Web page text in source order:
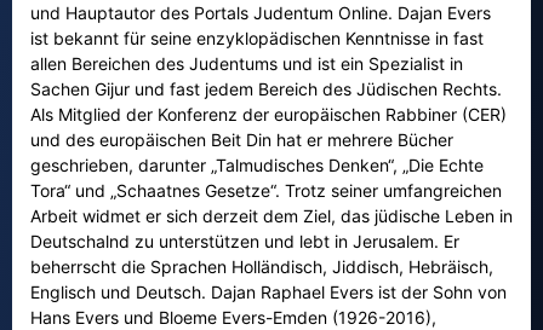
und Hauptautor des Portals Judentum Online. Dajan Evers
ist bekannt für seine enzyklopädischen Kenntnisse in fast
allen Bereichen des Judentums und ist ein Spezialist in
Sachen Gijur und fast jedem Bereich des Jüdischen Rechts.
Als Mitglied der Konferenz der europäischen Rabbiner (CER)
und des europäischen Beit Din hat er mehrere Bücher
geschrieben, darunter „Talmudisches Denken“, „Die Echte
Tora“ und „Schaatnes Gesetze“. Trotz seiner umfangreichen
Arbeit widmet er sich derzeit dem Ziel, das jüdische Leben in
Deutschalnd zu unterstützen und lebt in Jerusalem. Er
beherrscht die Sprachen Holländisch, Jiddisch, Hebräisch,
Englisch und Deutsch. Dajan Raphael Evers ist der Sohn von
Hans Evers und Bloeme Evers-Emden (1926-2016),